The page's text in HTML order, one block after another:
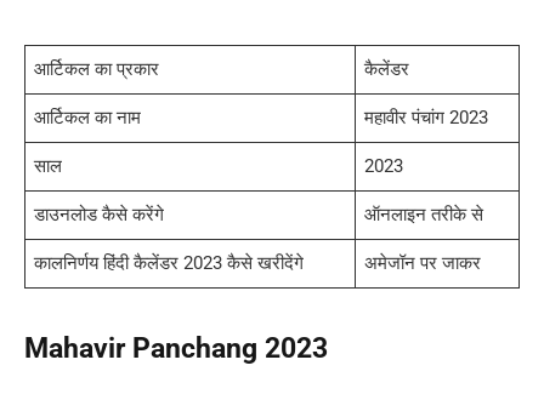
आर्टिकल का प्रकार कैलेंडर
आर्टिकल का नाम महावीर पंचांग 2023
साल 2023
डाउनलोड कैसे करेंगे ऑनलाइन तरीके से
कालनिर्णय हिंदी कैलेंडर 2023 कैसे खरीदेंगे अमेजॉन पर जाकर
Mahavir Panchang 2023